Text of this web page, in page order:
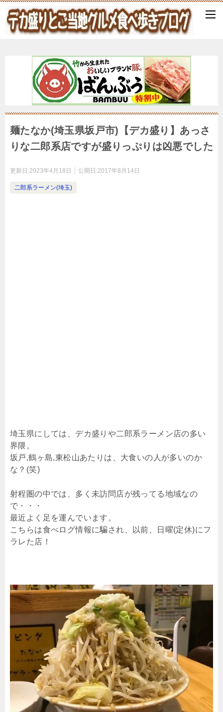
麺たなか(埼玉県坂戸市)【デカ盛り】あっさ
りな二郎系店ですが盛りっぷりは凶悪でした
更新日:2023年4月18日 公開日:2017年8月14日
二郎系ラーメン(埼玉)
埼玉県にしては、デカ盛りや二郎系ラーメン店の多い
界隈。
坂戸,鶴ヶ島,東松山あたりは、大食いの人が多いのか
な？(笑)
射程圏の中では、多く未訪問店が残ってる地域なの
で・・・
最近よく足を運んでいます。
こちらは食べログ情報に騙され、以前、日曜(定休)にフ
ラレた店！